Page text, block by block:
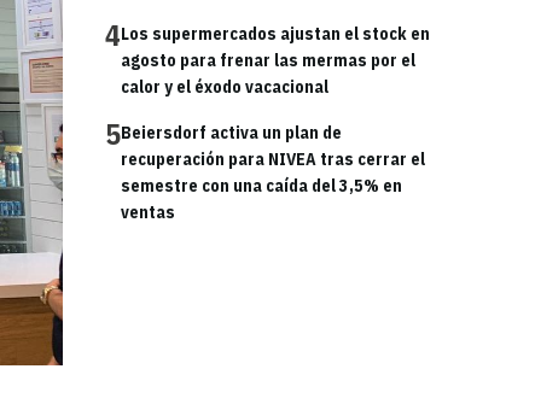
4Los supermercados ajustan el stock en
agosto para frenar las mermas por el
calor y el éxodo vacacional
5Beiersdorf activa un plan de
recuperación para NIVEA tras cerrar el
semestre con una caída del 3,5% en
ventas